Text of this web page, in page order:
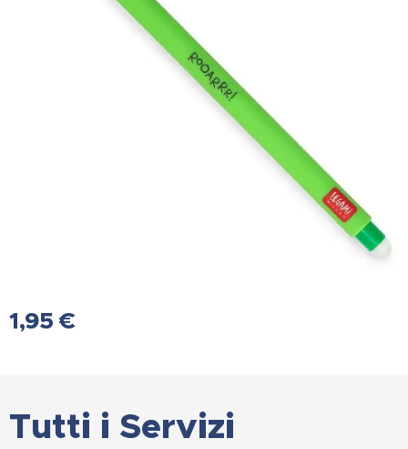
1,95 €
Tutti i Servizi